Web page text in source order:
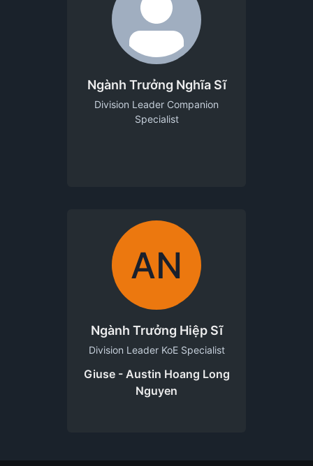
Ngành Trưởng Nghĩa Sĩ
Division Leader Companion
Specialist
AN
Ngành Trưởng Hiệp Sĩ
Division Leader KoE Specialist
Giuse - Austin Hoang Long
Nguyen